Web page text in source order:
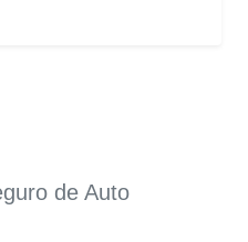
de Auto